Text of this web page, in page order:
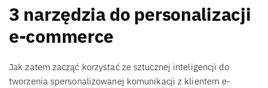
3 narzędzia do personalizacji
e-commerce
Jak zatem zacząć korzystać ze sztucznej inteligencji do
tworzenia spersonalizowanej komunikacji z klientem e-